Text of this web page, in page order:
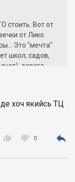
стоить. Вот от
от Лико
Это "мечта"
школ, садов,
дорога
хоч якийсь ТЦ
  0 